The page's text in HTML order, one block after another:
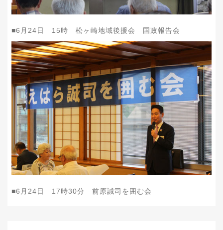
■6 月 24日 15時 松ヶ崎地域後援会 国政報告会
■6 月 24日 17時30分 前原誠司を囲む会